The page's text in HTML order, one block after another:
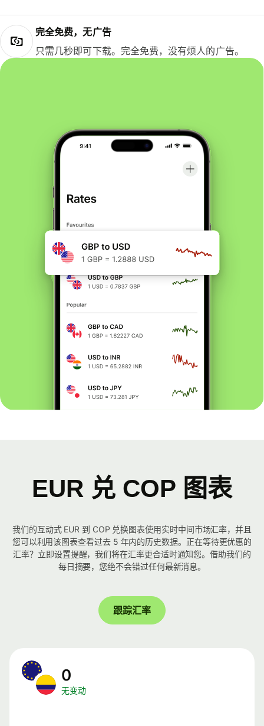
完全免费，无广告
只需几秒即可下载。完全免费，没有烦人的广告。
EUR 兑 COP 图表
我们的互动式 EUR 到 COP 兑换图表使用实时中间市场汇率，并且
您可以利用该图表查看过去 5 年内的历史数据。正在等待更优惠的
汇率？立即设置提醒，我们将在汇率更合适时通知您。借助我们的
每日摘要，您绝不会错过任何最新消息。
跟踪汇率
0
无变动